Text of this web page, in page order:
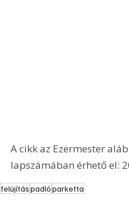
A cikk az Ezermester
lapszámában érhető el:
felújításpadlóparketta